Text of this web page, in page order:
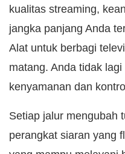
kualitas streaming,
jangka panjang Anda
Alat untuk berbagi
matang. Anda tidak
kenyamanan dan
Setiap jalur mengubah
perangkat siaran yang